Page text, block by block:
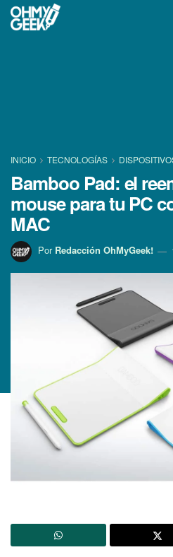
INICIO TECNOLOGÍ­AS
Bamboo Pad: el
mouse para tu PC
MAC
Por Redacción OhMyGeek!